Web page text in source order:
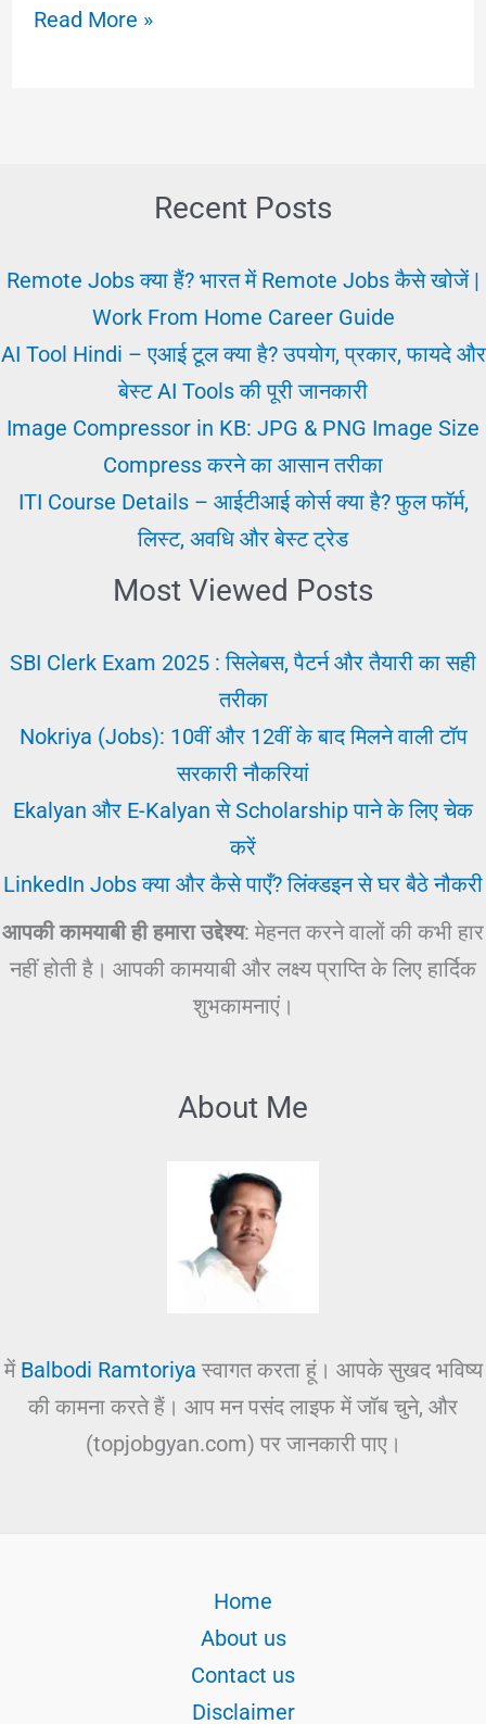
Website
कंटेंट
Words,
Characters
और
Paragraph
तुरंत
Read More »
Recent Posts
Remote Jobs क्या हैं? भारत में Remote Jobs कैसे खोजें |
Work From Home Career Guide
AI Tool Hindi – एआई टूल क्या है? उपयोग, प्रकार, फायदे और
बेस्ट AI Tools की पूरी जानकारी
Image Compressor in KB: JPG & PNG Image Size
Compress करने का आसान तरीका
ITI Course Details – आईटीआई कोर्स क्या है? फुल फॉर्म,
लिस्ट, अवधि और बेस्ट ट्रेड
Most Viewed Posts
SBI Clerk Exam 2025 : सिलेबस, पैटर्न और तैयारी का सही
तरीका
Nokriya (Jobs): 10वीं और 12वीं के बाद मिलने वाली टॉप
सरकारी नौकरियां
Ekalyan और E-Kalyan से Scholarship पाने के लिए चेक
करें
LinkedIn Jobs क्या और कैसे पाएँ? लिंक्डइन से घर बैठे नौकरी
आपकी कामयाबी ही हमारा उद्देश्य: मेहनत करने वालों की कभी हार
नहीं होती है। आपकी कामयाबी और लक्ष्य प्राप्ति के लिए हार्दिक
शुभकामनाएं।
About Me
में Balbodi Ramtoriya स्वागत करता हूं। आपके सुखद भविष्य
की कामना करते हैं। आप मन पसंद लाइफ में जॉब चुने, और
(topjobgyan.com) पर जानकारी पाए।
Home
About us
Contact us
Disclaimer